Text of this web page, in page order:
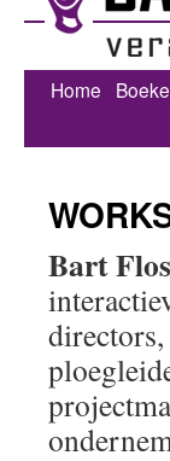
Home
Bart Flos